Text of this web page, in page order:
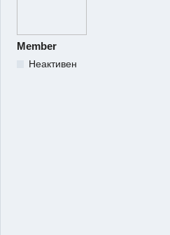
Member
Неактивен